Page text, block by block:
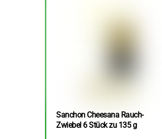
Sanchon Cheesana Rauch-
Zwiebel 6 Stück zu 135 g